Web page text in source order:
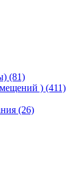
(81)
) (411)
(26)